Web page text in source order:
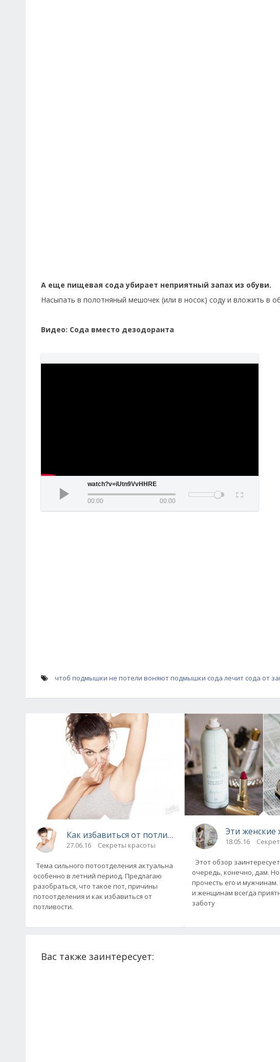
А еще пищевая сода убирает неприятный запах из обуви.
Насыпать в полотняный мешочек (или в носок) соду и вложить в
Видео: Сода вместо дезодоранта
watch?v=iUtn9VvHHRE
00:00 00:00
чтоб подмышки не потели воняют подмышки сода лечит сода от
Как избавиться от потливости
27.06.16 Секреты красоты
Тема сильного потоотделения актуальна
особенно в летний период. Предлагаю
разобраться, что такое пот, причины
потоотделения и как избавиться от
потливости.
Эти женские
18.05.16
Этот обзор
очередь, конечно, дам.
прочесть его и
и женщинам всегда
заботу
Вас также заинтересует: